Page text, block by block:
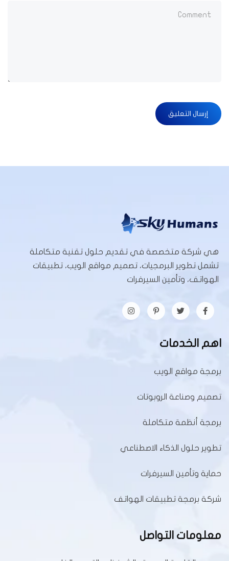
هي شركة متخصصة في تقديم حلول تقنية متكاملة
تشمل تطوير البرمجيات، تصميم مواقع الويب، تطبيقات
الهواتف، وتأمين السيرفرات
اهم الخدمات
برمجة مواقع الويب
تصميم وصناعة الروبوتات
برمجة أنظمة متكاملة
تطوير حلول الذكاء الاصطناعي
حماية وتأمين السيرفرات
شركة برمجة تطبيقات الهواتف
معلومات التواصل